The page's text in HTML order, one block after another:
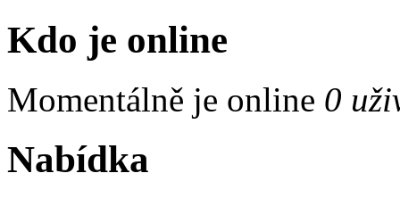
Kdo je online
Momentálně je online 0
Nabídka